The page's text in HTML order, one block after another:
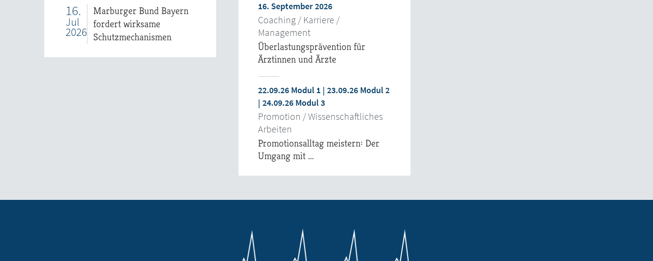
16.
Jul
2026
Marburger Bund Bayern
fordert wirksame
Schutzmechanismen
16. September 2026
Coaching / Karriere /
Management
Überlastungsprävention für
Ärztinnen und Ärzte
22.09.26 Modul 1 | 23.09.26 Modul 2
| 24.09.26 Modul 3
Promotion / Wissenschaftliches
Arbeiten
Promotionsalltag meistern: Der
Umgang mit ...